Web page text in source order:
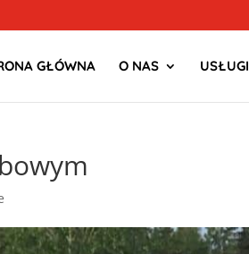
GŁÓWNA O NAS USŁUGI